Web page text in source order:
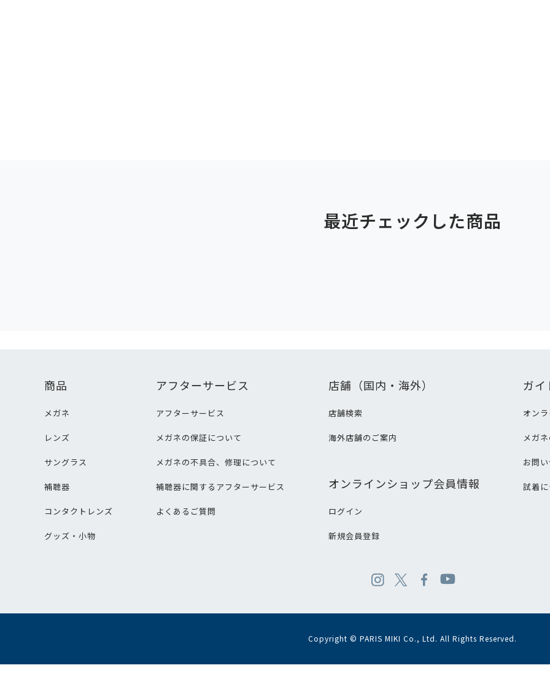
最近チェックした商品
商品
メガネ
レンズ
サングラス
補聴器
コンタクトレンズ
グッズ・小物
アフターサービス
アフターサービス
メガネの保証について
メガネの不具合、修理について
補聴器に関するアフターサービス
よくあるご質問
店舗（国内・海外）
店舗検索
海外店舗のご案内
オンラインショップ会員情報
ログイン
新規会員登録
ガイ
オン
メガ
お問
試着
Copyright © PARIS MIKI Co., Ltd. All Rights Reserved.